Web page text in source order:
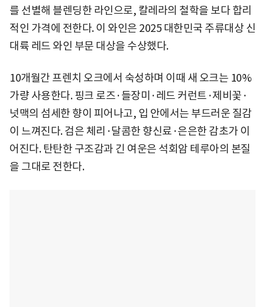
를 선별해 블렌딩한 라인으로, 칼레라의 철학을 보다 합리
적인 가격에 전한다. 이 와인은 2025 대한민국 주류대상 신
대륙 레드 와인 부문 대상을 수상했다.
10개월간 프렌치 오크에서 숙성하며 이때 새 오크는 10%
가량 사용한다. 핑크 로즈·들장미·레드 커런트·제비꽃·
넛맥의 섬세한 향이 피어나고, 입 안에서는 부드러운 질감
이 느껴진다. 검은 체리·달콤한 향신료·은은한 감초가 이
어진다. 탄탄한 구조감과 긴 여운은 석회암 테루아의 본질
을 그대로 전한다.